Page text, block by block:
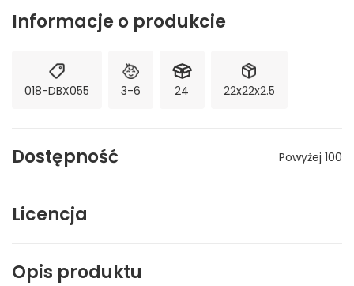
Informacje o produkcie
018-DBX055 3-6 24 22x22x2.5
Dostępność Powyżej 100
Licencja
Opis produktu